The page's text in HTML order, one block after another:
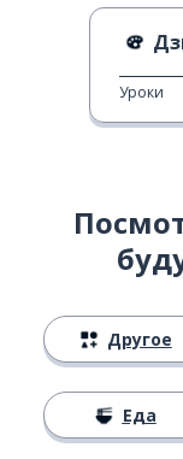
Уроки
Другое
Еда